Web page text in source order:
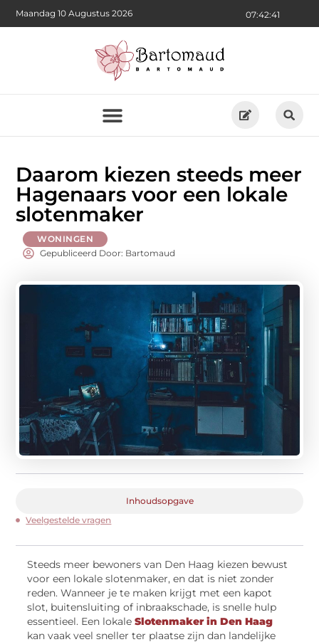
07:42:43
Maandag 10 Augustus 2026
Daarom kiezen steeds meer
Hagenaars voor een lokale
slotenmaker
WONINGEN
Gepubliceerd Door: Bartomaud
Inhoudsopgave
Veelgestelde vragen
Steeds meer bewoners van Den Haag kiezen bewust
voor een lokale slotenmaker, en dat is niet zonder
reden. Wanneer je te maken krijgt met een kapot
slot, buitensluiting of inbraakschade, is snelle hulp
essentieel. Een lokaleSlotenmaker in Den Haag
kan vaak veel sneller ter plaatse zijn dan landelijke